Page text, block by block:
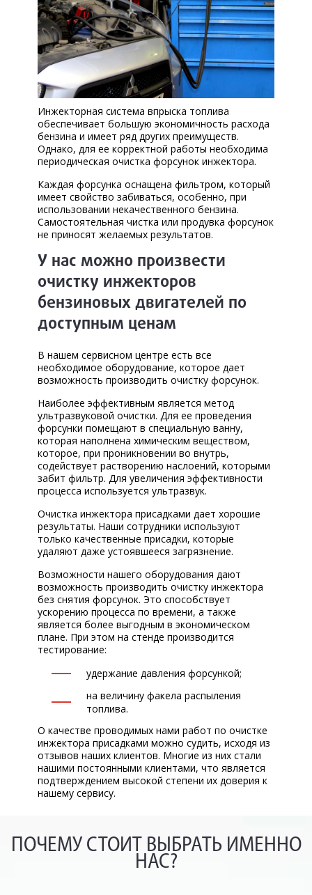
КОРП.КЛИЕНТАМ
ЦЕНЫ
ЗАПЧАСТИ
ОТЗЫВЫ
КОНТАКТЫ
ЗАПИСЬ НА СЕРВИС
Инжекторная система впрыска топлива
обеспечивает большую экономичность расхода
бензина и имеет ряд других преимуществ.
Однако, для ее корректной работы необходима
периодическая очистка форсунок инжектора.
Каждая форсунка оснащена фильтром, который
имеет свойство забиваться, особенно, при
использовании некачественного бензина.
Самостоятельная чистка или продувка форсунок
не приносят желаемых результатов.
У нас можно произвести
очистку инжекторов
бензиновых двигателей по
доступным ценам
В нашем сервисном центре есть все
необходимое оборудование, которое дает
возможность производить очистку форсунок.
Наиболее эффективным является метод
ультразвуковой очистки. Для ее проведения
форсунки помещают в специальную ванну,
которая наполнена химическим веществом,
которое, при проникновении во внутрь,
содействует растворению наслоений, которыми
забит фильтр. Для увеличения эффективности
процесса используется ультразвук.
Очистка инжектора присадками дает хорошие
результаты. Наши сотрудники используют
только качественные присадки, которые
удаляют даже устоявшееся загрязнение.
Возможности нашего оборудования дают
возможность производить очистку инжектора
без снятия форсунок. Это способствует
ускорению процесса по времени, а также
является более выгодным в экономическом
плане. При этом на стенде производится
тестирование:
удержание давления форсункой;
на величину факела распыления
топлива.
О качестве проводимых нами работ по очистке
инжектора присадками можно судить, исходя из
отзывов наших клиентов. Многие из них стали
нашими постоянными клиентами, что является
подтверждением высокой степени их доверия к
нашему сервису.
ПОЧЕМУ СТОИТ ВЫБРАТЬ ИМЕННО
НАС?